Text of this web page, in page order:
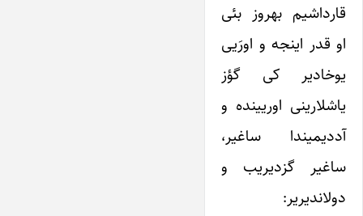
قارداشیم بهروز بئی
او قدر اینجه و اورَیی
یوخادیر کی گؤز
یاشلارینی اوریینده و
آددیمیندا ساغیر،
ساغیر گزدیریب و
دولاندیریر: